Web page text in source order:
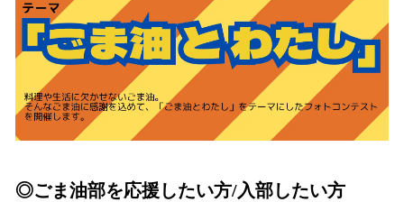
◎ごま油部を応援したい方/入部したい方